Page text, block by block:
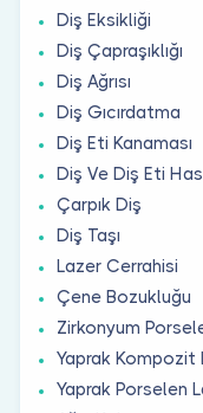
Diş Eksikliği
Diş Çapraşıklığı
Diş Ağrısı
Diş Gıcırdatma
Diş Eti Kanaması
Diş Ve Diş Eti
Çarpık Diş
Diş Taşı
Lazer Cerrahisi
Çene Bozukluğu
Zirkonyum
Yaprak Kompozit
Yaprak Porselen